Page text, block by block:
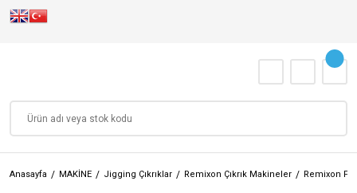
Anasayfa MAKİNE Jigging Çıkrıklar Remixon Çıkrık Makineler Remixon